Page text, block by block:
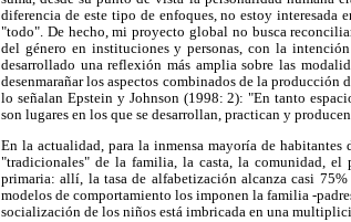
diferencia de este tipo de enfoques, no estoy
"todo". De hecho, mi proyecto global no busca
del género en instituciones y personas, con la
desarrollado una reflexión más amplia sobre las
desenmarañar los aspectos combinados de la
lo señalan Epstein y Johnson (1998: 2): "En tanto
son lugares en los que se desarrollan, practican y
En la actualidad, para la inmensa mayoría de
"tradicionales" de la familia, la casta, la comunidad,
primaria: allí, la tasa de alfabetización alcanza casi
modelos de comportamiento los imponen la familia -
socialización de los niños está imbricada en una